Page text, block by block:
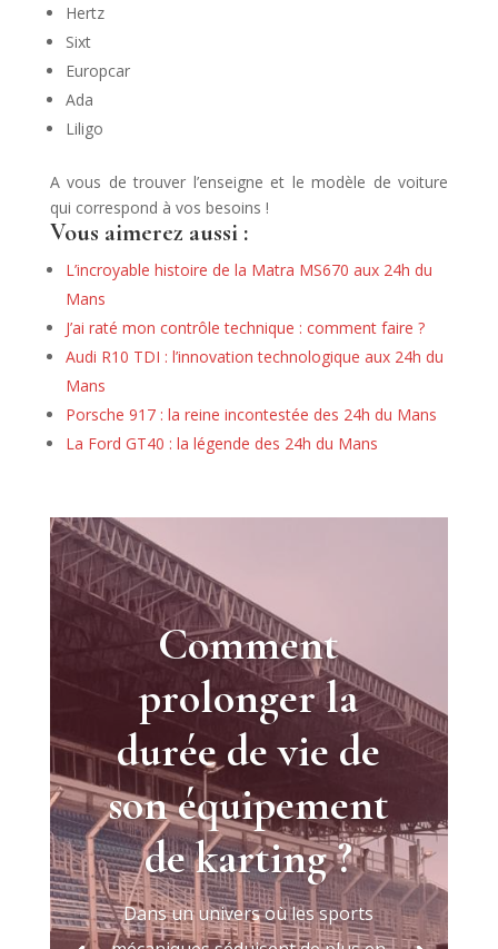
Hertz
Sixt
Europcar
Ada
Liligo
A vous de trouver l’enseigne et le modèle de voiture
qui correspond à vos besoins !
Vous aimerez aussi :
L’incroyable histoire de la Matra MS670 aux 24h du
Mans
J’ai raté mon contrôle technique : comment faire ?
Audi R10 TDI : l’innovation technologique aux 24h du
Mans
Porsche 917 : la reine incontestée des 24h du Mans
La Ford GT40 : la légende des 24h du Mans
Comment
prolonger la
durée de vie de
son équipement
de karting ?
Dans un univers où les sports